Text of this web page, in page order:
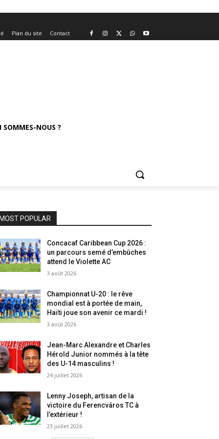
Plan du site Contact
SOMMES-NOUS ?
MOST POPULAR
Concacaf Caribbean Cup 2026 :
un parcours semé d’embûches
attend le Violette AC
3 août 2026
Championnat U-20 : le rêve
mondial est à portée de main,
Haïti joue son avenir ce mardi !
3 août 2026
Jean-Marc Alexandre et Charles
Hérold Junior nommés à la tête
des U-14 masculins !
24 juillet 2026
Lenny Joseph, artisan de la
victoire du Ferencváros TC à
l’extérieur !
23 juillet 2026